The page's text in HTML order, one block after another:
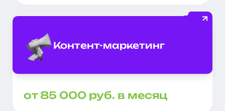
Контент-маркетинг
от 85 000 руб. в месяц